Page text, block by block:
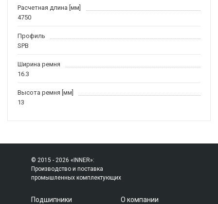
Расчетная длина [мм]
4750
Профиль
SPB
Ширина ремня
16.3
Высота ремня [мм]
13
© 2015 - 2026 «INNER»:
Производство и поставка
промышленных комплектующих
Подшипники
О компании